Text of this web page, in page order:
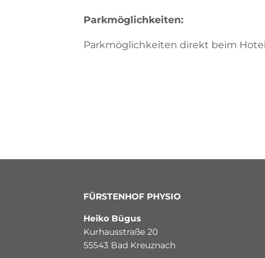
a
r
Parkmöglichkeiten:
Parkmöglichkeiten direkt beim
FÜRSTENHOF PHYSIO
Heiko Bügus
Kurhausstraße 20
55543 Bad Kreuznach